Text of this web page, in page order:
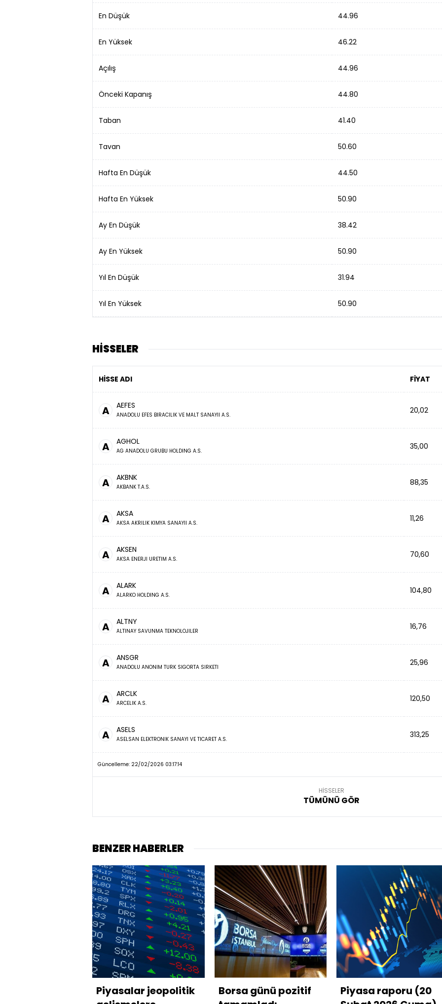
En Düşük 44.96
En Yüksek 46.22
Açılış 44.96
Önceki Kapanış 44.80
Taban 41.40
Tavan 50.60
Hafta En Düşük 44.50
Hafta En Yüksek 50.90
Ay En Düşük 38.42
Ay En Yüksek 50.90
Yıl En Düşük 31.94
Yıl En Yüksek 50.90
HİSSELER
HİSSE ADI FİYAT
A AEFES
ANADOLU EFES BIRACILIK VE MALT SANAYII A.S. 20,02
A AGHOL
AG ANADOLU GRUBU HOLDING A.S. 35,00
A AKBNK
AKBANK T.A.S. 88,35
A AKSA
AKSA AKRILIK KIMYA SANAYII A.S. 11,26
A AKSEN
AKSA ENERJI URETIM A.S. 70,60
A ALARK
ALARKO HOLDING A.S. 104,80
A ALTNY
ALTINAY SAVUNMA TEKNOLOJILER 16,76
A ANSGR
ANADOLU ANONIM TURK SIGORTA SIRKETI 25,96
A ARCLK
ARCELIK A.S. 120,50
A ASELS
ASELSAN ELEKTRONIK SANAYI VE TICARET A.S. 313,25
Güncelleme: 22/02/2026 03:17:14
HİSSELER
TÜMÜNÜ GÖR
BENZER HABERLER
Piyasalar jeopolitik
Borsa günü pozitif
Piyasa raporu (20